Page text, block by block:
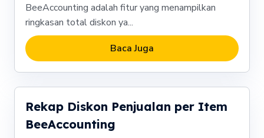
BeeAccounting adalah fitur yang menampilkan
ringkasan total diskon ya...
Baca Juga
Rekap Diskon Penjualan per Item
BeeAccounting